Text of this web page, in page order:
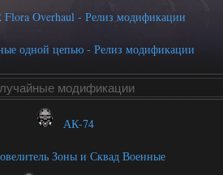
Flora Overhaul - Релиз модификации
одной цепью - Релиз модификации
модификации
АК-74
Зоны и Сквад Военные